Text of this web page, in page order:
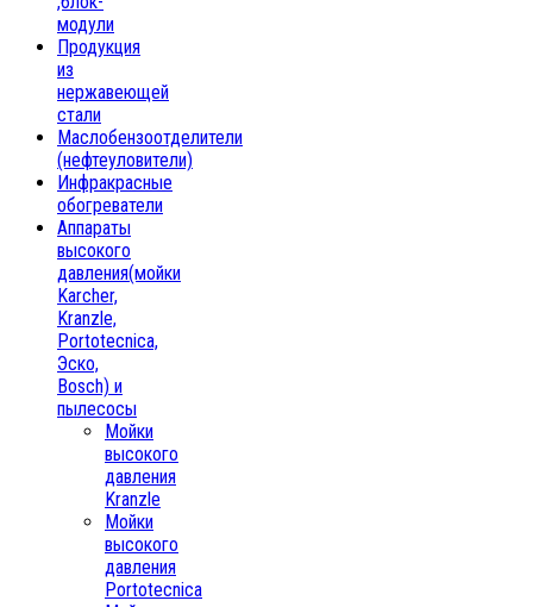
модули
Продукция
из
нержавеющей
стали
Маслобензоотделители
(нефтеуловители)
Инфракрасные
обогреватели
Аппараты
высокого
давления(мойки
Karcher,
Kranzle,
Portotecnica,
Эско,
Bosch) и
пылесосы
Мойки
высокого
давления
Kranzle
Мойки
высокого
давления
Portotecnica